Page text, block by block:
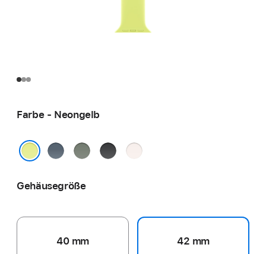
Farbe - Neongelb
MaritimblauGrüngrauSchwarzBlassrosa
Gehäusegröße
40 mm 42 mm